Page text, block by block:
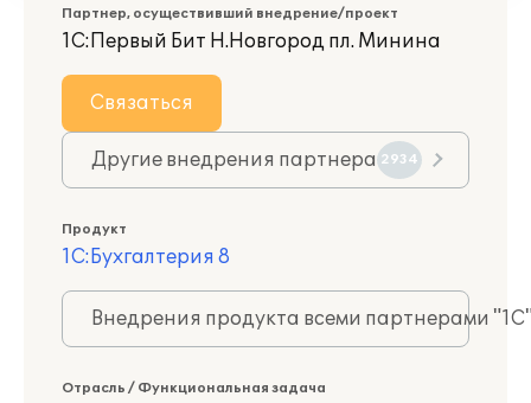
Партнер, осуществивший внедрение/проект
1С:Первый Бит Н.Новгород пл. Минина
Связаться
Другие внедрения партнера 2934
Продукт
1С:Бухгалтерия 8
Внедрения продукта всеми партнерами
Отрасль / Функциональная задача